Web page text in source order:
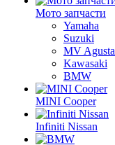
Мото запчасти
Yamaha
Suzuki
MV Agusta
Kawasaki
BMW
MINI Cooper
Infiniti Nissan